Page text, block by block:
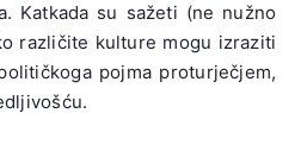
Katkada su sažeti (ne nužno
različite kulture mogu izraziti
pojma proturječjem,